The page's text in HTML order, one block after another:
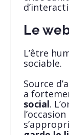
Le
L’être
sociable.
Source
a
social.